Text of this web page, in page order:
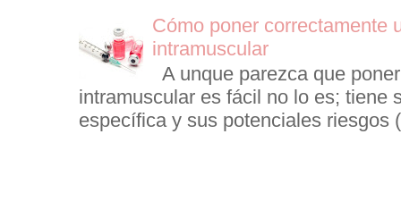
Cómo poner correctamente
intramuscular
A unque parezca que
intramuscular es fácil no lo es; tiene
específica y sus potenciales riesgos